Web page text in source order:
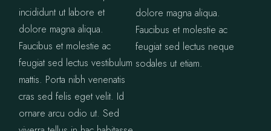
incididunt ut labore et
dolore magna aliqua.
Faucibus et molestie ac
feugiat sed lectus vestibulum
mattis. Porta nibh venenatis
cras sed felis eget velit. Id
ornare arcu odio ut. Sed
dolore magna aliqua.
Faucibus et molestie ac
feugiat sed lectus neque
sodales ut etiam.